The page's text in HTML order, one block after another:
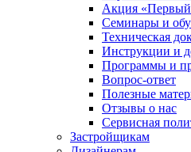
Акция «Первый
Семинары и
Техническая
Инструкции и
Программы и
Вопрос-ответ
Полезные
Отзывы о нас
Сервисная
Застройщикам